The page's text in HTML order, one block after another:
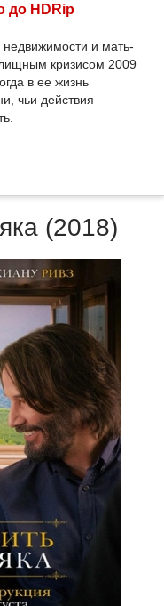
до HDRip
и мать-
кризисом 2009
в ее жизнь
чьи действия
(2018)